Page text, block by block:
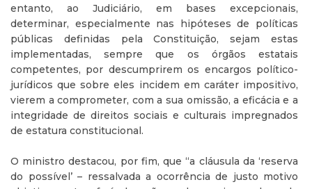
entanto, ao Judiciário, em bases excepcionais,
determinar, especialmente nas hipóteses de políticas
públicas definidas pela Constituição, sejam estas
implementadas, sempre que os órgãos estatais
competentes, por descumprirem os encargos político-
jurídicos que sobre eles incidem em caráter impositivo,
vierem a comprometer, com a sua omissão, a eficácia e a
integridade de direitos sociais e culturais impregnados
de estatura constitucional.
O ministro destacou, por fim, que “a cláusula da ‘reserva
do possível’ – ressalvada a ocorrência de justo motivo